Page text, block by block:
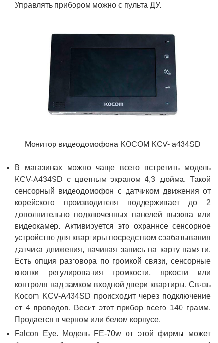
Управлять прибором можно с пульта ДУ.
Монитор видеодомофона KOCOM KCV- a434SD
В магазинах можно чаще всего встретить модель
KCV-A434SD с цветным экраном 4,3 дюйма. Такой
сенсорный видеодомофон с датчиком движения от
корейского производителя поддерживает до 2
дополнительно подключенных панелей вызова или
видеокамер. Активируется это охранное сенсорное
устройство для квартиры посредством срабатывания
датчика движения, начиная запись на карту памяти.
Есть опция разговора по громкой связи, сенсорные
кнопки регулирования громкости, яркости или
контроля над замком входной двери квартиры. Связь
Kocom KCV-A434SD происходит через подключение
от 4 проводов. Весит этот прибор всего 140 грамм.
Продается в черном или белом корпусе.
Falcon Eye. Модель FE-70w от этой фирмы может